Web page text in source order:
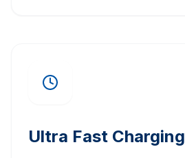
Ultra Fast Charging